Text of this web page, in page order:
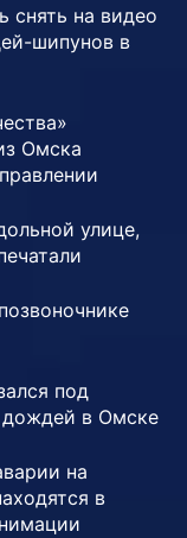
снять на видео
шипунов в
Омска
улице,
под
дождей в Омске
на
в